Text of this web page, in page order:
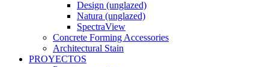
Design (unglazed)
Natura (unglazed)
SpectraView
Concrete Forming Accessories
Architectural Stain
PROYECTOS